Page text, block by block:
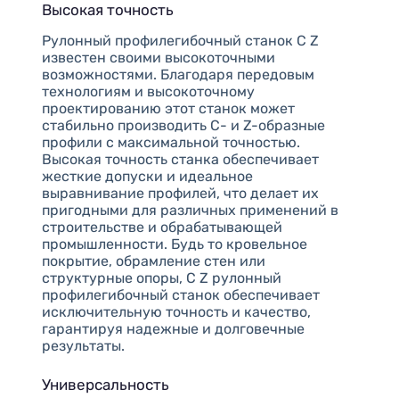
Высокая точность
Рулонный профилегибочный станок C Z
известен своими высокоточными
возможностями. Благодаря передовым
технологиям и высокоточному
проектированию этот станок может
стабильно производить C- и Z-образные
профили с максимальной точностью.
Высокая точность станка обеспечивает
жесткие допуски и идеальное
выравнивание профилей, что делает их
пригодными для различных применений в
строительстве и обрабатывающей
промышленности. Будь то кровельное
покрытие, обрамление стен или
структурные опоры, C Z рулонный
профилегибочный станок обеспечивает
исключительную точность и качество,
гарантируя надежные и долговечные
результаты.
Универсальность